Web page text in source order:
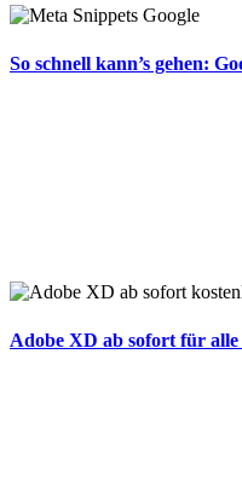
So schnell kann’s gehen:
Adobe XD ab sofort für